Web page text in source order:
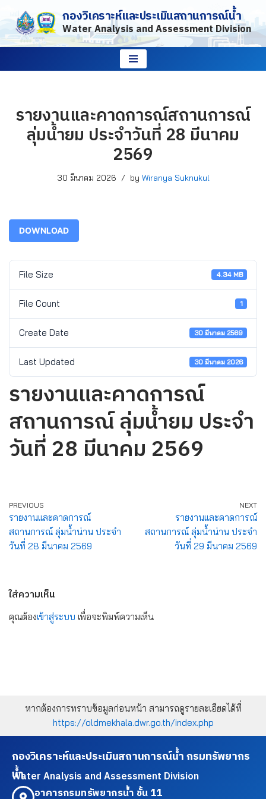
Skip
to
กองวิเคราะห์และประเมินสถานการณ์น้ำ
Water Analysis and Assessment Division
รายงานและคาดการณ์สถานการณ์
ลุ่มน้ำยม ประจำวันที่ 28 มีนาคม
2569
30 มีนาคม 2026 by Wiranya Suknukul
DOWNLOAD
File Size 4.34 MB
File Count 1
Create Date 30 มีนาคม 2569
Last Updated 30 มีนาคม 2026
รายงานและคาดการณ์
สถานการณ์ ลุ่มน้ำยม ประจำ
วันที่ 28 มีนาคม 2569
PREVIOUS
รายงานและคาดการณ์
สถานการณ์ ลุ่มน้ำน่าน ประจำ
วันที่ 28 มีนาคม 2569
NEXT
รายงานและคาดการณ์
สถานการณ์ ลุ่มน้ำน่าน ประจำ
วันที่ 29 มีนาคม 2569
ใส่ความเห็น
คุณต้องเข้าสู่ระบบ เพื่อจะพิมพ์ความเห็น
หากต้องการทราบข้อมูลก่อนหน้า สามารถดูรายละเอียดได้ที่
https://oldmekhala.dwr.go.th/index.php
กองวิเคราะห์และประเมินสถานการณ์น้ำ กรมทรัพยากร
น้ำ
Water Analysis and Assessment Division
อาคารกรมทรัพยากรน้ำ ชั้น 11